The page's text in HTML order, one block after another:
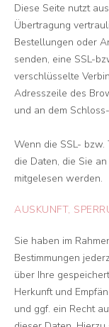
Diese Seite nutzt
Übertragung
Bestellungen oder
senden, eine SSL-
verschlüsselte
Adresszeile des
und an dem
Wenn die SSL- bzw.
die Daten, die Sie
mitgelesen werden.
AUSKUNFT,
Sie haben im
Bestimmungen
über Ihre
Herkunft und
und ggf. ein Recht